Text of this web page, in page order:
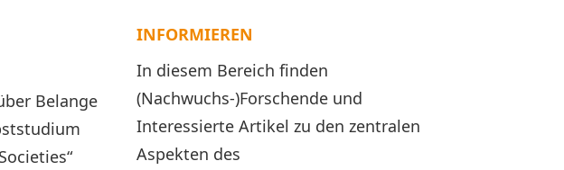
Belange
INFORMIEREN
In diesem Bereich finden
(Nachwuchs-)Forschende und
Interessierte Artikel zu den zentralen
Aspekten des